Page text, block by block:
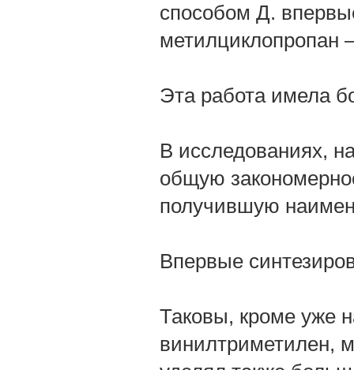
способом Д.
метилциклопропан
Эта работа имела
В исследованиях,
общую
получившую
Впервые
Таковы, кроме уже
винилтриметилен,